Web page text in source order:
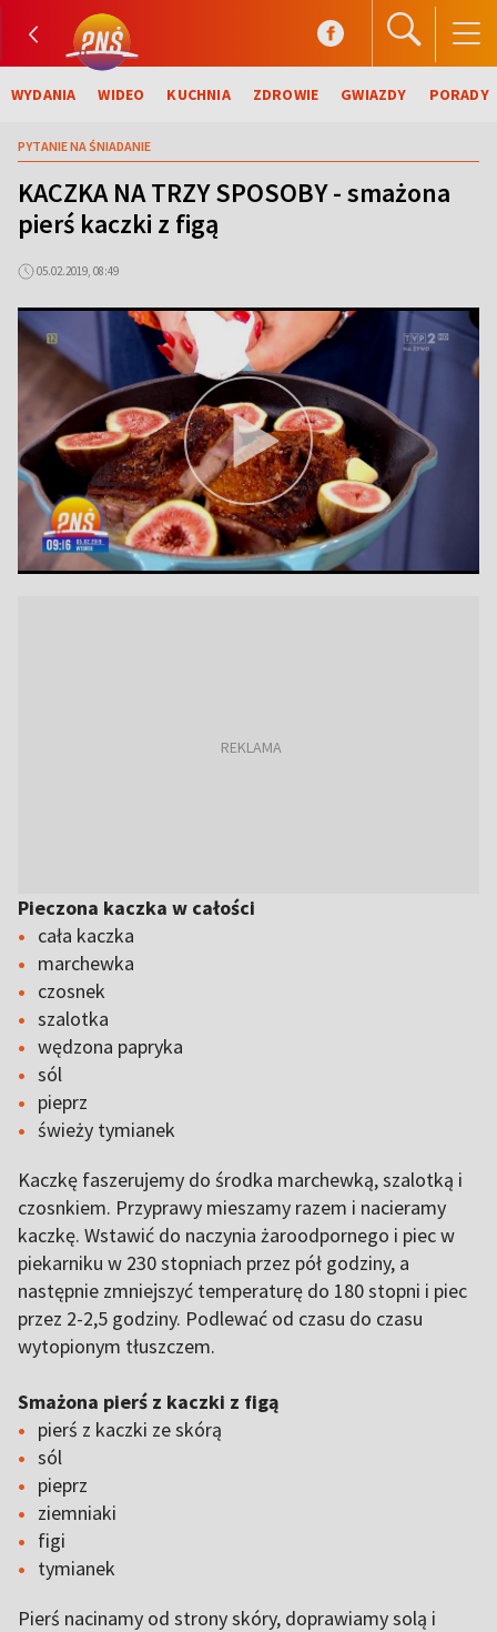
WYDANIA WIDEO KUCHNIA ZDROWIE GWIAZDY PORADY
PYTANIE NA ŚNIADANIE
KACZKA NA TRZY SPOSOBY - smażona
pierś kaczki z figą
05.02.2019, 08:49
Pieczona kaczka w całości
cała kaczka
marchewka
czosnek
szalotka
wędzona papryka
sól
pieprz
świeży tymianek
Kaczkę faszerujemy do środka marchewką, szalotką i
czosnkiem. Przyprawy mieszamy razem i nacieramy
kaczkę. Wstawić do naczynia żaroodpornego i piec w
piekarniku w 230 stopniach przez pół godziny, a
następnie zmniejszyć temperaturę do 180 stopni i piec
przez 2-2,5 godziny. Podlewać od czasu do czasu
wytopionym tłuszczem.
Smażona pierś z kaczki z figą
pierś z kaczki ze skórą
sól
pieprz
ziemniaki
figi
tymianek
Pierś nacinamy od strony skóry, doprawiamy solą i